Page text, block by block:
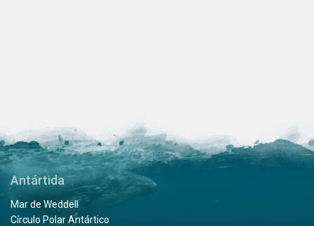
Antártida
Mar de Weddell
Círculo Polar Antártico